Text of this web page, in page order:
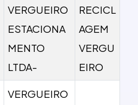
VERGUEIRO
ESTACIONA
MENTO
LTDA-
RECICL
AGEM
VERGU
EIRO
VERGUEIRO